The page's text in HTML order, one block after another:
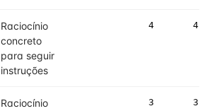
Raciocínio
concreto
para seguir
instruções
4 4
Raciocínio
3 3